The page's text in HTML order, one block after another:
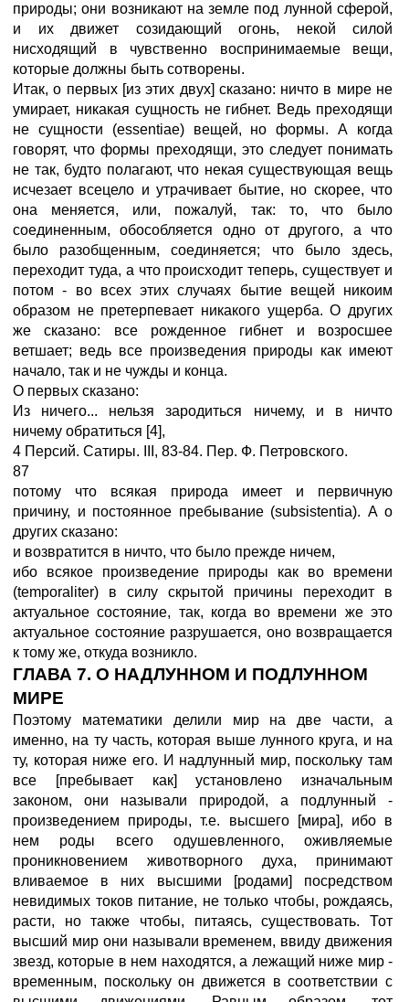
природы; они возникают на земле под лунной сферой,
и их движет созидающий огонь, некой силой
нисходящий в чувственно воспринимаемые вещи,
которые должны быть сотворены.
Итак, о первых [из этих двух] сказано: ничто в мире не
умирает, никакая сущность не гибнет. Ведь преходящи
не сущности (essentiae) вещей, но формы. А когда
говорят, что формы преходящи, это следует понимать
не так, будто полагают, что некая существующая вещь
исчезает всецело и утрачивает бытие, но скорее, что
она меняется, или, пожалуй, так: то, что было
соединенным, обособляется одно от другого, а что
было разобщенным, соединяется; что было здесь,
переходит туда, а что происходит теперь, существует и
потом - во всех этих случаях бытие вещей никоим
образом не претерпевает никакого ущерба. О других
же сказано: все рожденное гибнет и возросшее
ветшает; ведь все произведения природы как имеют
начало, так и не чужды и конца.
О первых сказано:
Из ничего... нельзя зародиться ничему, и в ничто
ничему обратиться [4],
4 Персий. Сатиры. III, 83-84. Пер. Ф. Петровского.
87
потому что всякая природа имеет и первичную
причину, и постоянное пребывание (subsistentia). А о
других сказано:
и возвратится в ничто, что было прежде ничем,
ибо всякое произведение природы как во времени
(temporaliter) в силу скрытой причины переходит в
актуальное состояние, так, когда во времени же это
актуальное состояние разрушается, оно возвращается
к тому же, откуда возникло.
ГЛАВА 7. О НАДЛУННОМ И ПОДЛУННОМ
МИРЕ
Поэтому математики делили мир на две части, а
именно, на ту часть, которая выше лунного круга, и на
ту, которая ниже его. И надлунный мир, поскольку там
все [пребывает как] установлено изначальным
законом, они называли природой, а подлунный -
произведением природы, т.е. высшего [мира], ибо в
нем роды всего одушевленного, оживляемые
проникновением животворного духа, принимают
вливаемое в них высшими [родами] посредством
невидимых токов питание, не только чтобы, рождаясь,
расти, но также чтобы, питаясь, существовать. Тот
высший мир они называли временем, ввиду движения
звезд, которые в нем находятся, а лежащий ниже мир -
временным, поскольку он движется в соответствии с